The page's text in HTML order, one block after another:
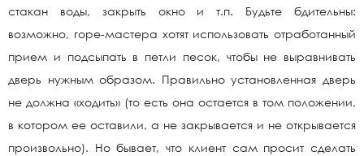
стакан воды, закрыть окно и т.п. Будьте бдительны:
возможно, горе-мастера хотят использовать отработанный
прием и подсыпать в петли песок, чтобы не выравнивать
дверь нужным образом. Правильно установленная дверь
не должна «ходить» (то есть она остается в том положении,
в котором ее оставили, а не закрывается и не открывается
произвольно). Но бывает, что клиент сам просит сделать